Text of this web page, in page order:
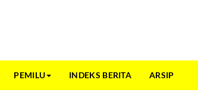
PEMILU INDEKS BERITA ARSIP